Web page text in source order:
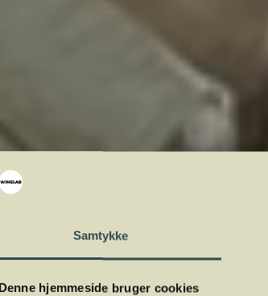
Samtykke
Denne hjemmeside bruger cookies